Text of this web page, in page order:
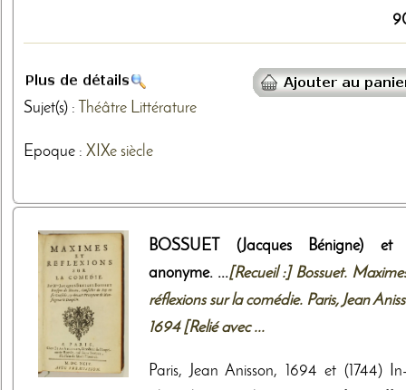
Sujet(s) : Théâtre Littérature
Epoque : XIXe siècle
BOSSUET (Jacques Bénigne) et
anonyme. ...[Recueil :] Bossuet.
réflexions sur la comédie. Paris, Jean
1694 [Relié avec ...
Paris, Jean Anisson, 1694 et (1744)